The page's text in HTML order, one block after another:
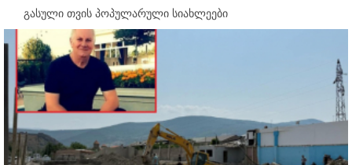
გასული თვის პოპულარული სიახლეები